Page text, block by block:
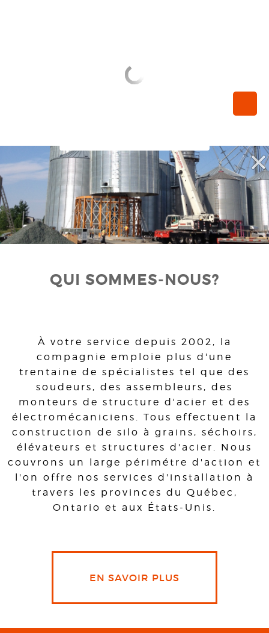
QUI SOMMES-NOUS?
À votre service depuis 2002, la
compagnie emploie plus d'une
trentaine de spécialistes tel que des
soudeurs, des assembleurs, des
monteurs de structure d'acier et des
électromécaniciens. Tous effectuent la
construction de silo à grains, séchoirs,
élévateurs et structures d'acier. Nous
couvrons un large périmétre d'action et
l'on offre nos services d'installation à
travers les provinces du Québec,
Ontario et aux États-Unis.
EN SAVOIR PLUS